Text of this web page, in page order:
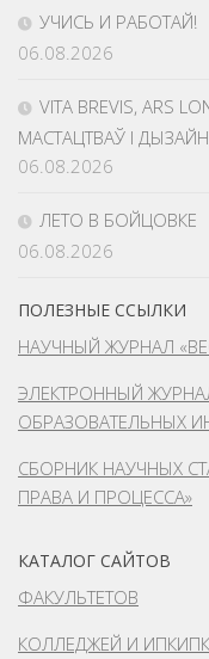
УЧИСЬ И РАБОТАЙ!
06.08.2026
VITA BREVIS, ARS
МАСТАЦТВАЎ І
06.08.2026
ЛЕТО В БОЙЦОВКЕ
06.08.2026
ПОЛЕЗНЫЕ ССЫЛКИ
НАУЧНЫЙ ЖУРНАЛ
ЭЛЕКТРОННЫЙ
ОБРАЗОВАТЕЛЬНЫХ
СБОРНИК НАУЧНЫХ
ПРАВА И ПРОЦЕССА»
КАТАЛОГ САЙТОВ
ФАКУЛЬТЕТОВ
КОЛЛЕДЖЕЙ И ИПКИПК